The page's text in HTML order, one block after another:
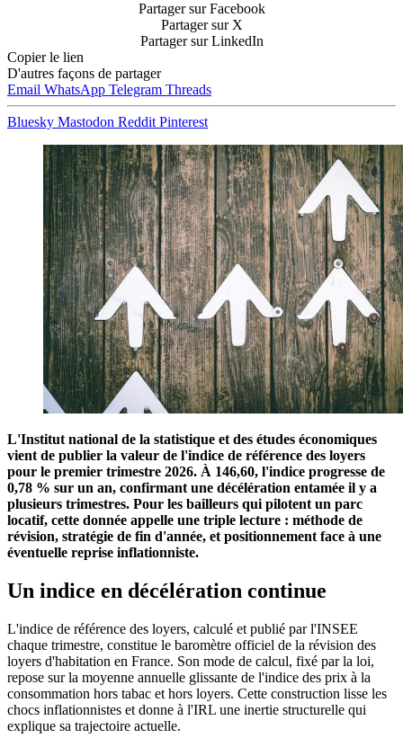
Partager sur Facebook
Partager sur X
Partager sur LinkedIn
Copier le lien
D'autres façons de partager
Email WhatsApp Telegram Threads
Bluesky Mastodon Reddit Pinterest
L'Institut national de la statistique et des études économiques
vient de publier la valeur de l'indice de référence des loyers
pour le premier trimestre 2026. À 146,60, l'indice progresse de
0,78 % sur un an, confirmant une décélération entamée il y a
plusieurs trimestres. Pour les bailleurs qui pilotent un parc
locatif, cette donnée appelle une triple lecture : méthode de
révision, stratégie de fin d'année, et positionnement face à une
éventuelle reprise inflationniste.
Un indice en décélération continue
L'indice de référence des loyers, calculé et publié par l'INSEE
chaque trimestre, constitue le baromètre officiel de la révision des
loyers d'habitation en France. Son mode de calcul, fixé par la loi,
repose sur la moyenne annuelle glissante de l'indice des prix à la
consommation hors tabac et hors loyers. Cette construction lisse les
chocs inflationnistes et donne à l'IRL une inertie structurelle qui
explique sa trajectoire actuelle.